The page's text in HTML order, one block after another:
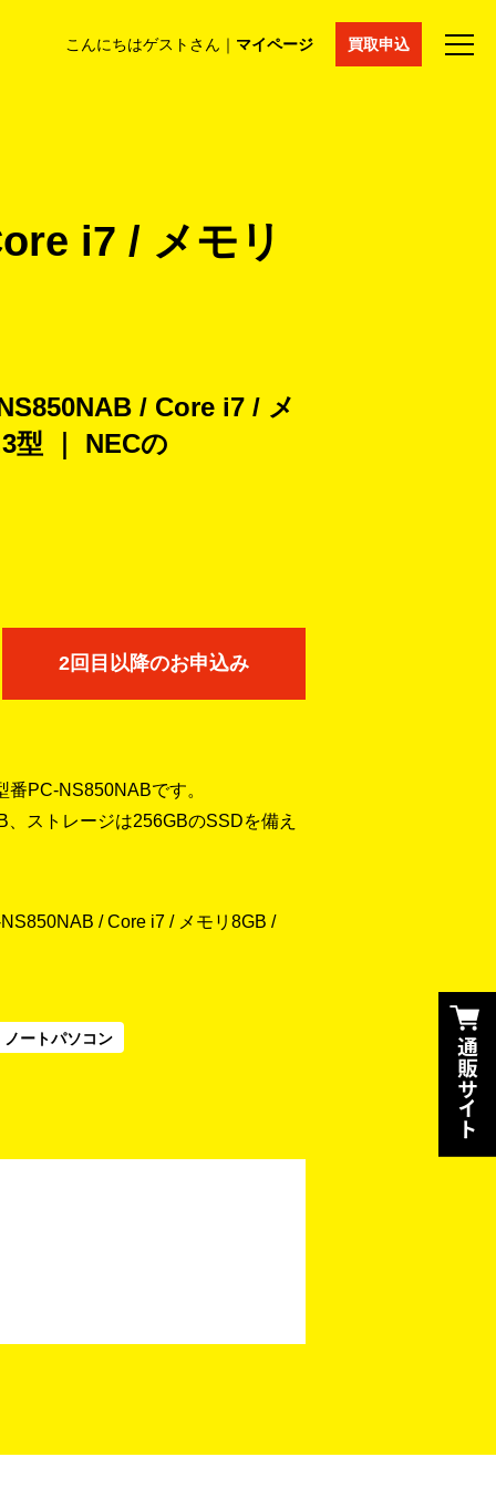
こんにちはゲストさん｜ マイページ 買取申込
コラム マイページ 採用情報 通販サイト
i7 / メモリ
/ Core i7 / メ
型 ｜ NECの
2回目以降のお申込み
PC-NS850NABです。
ストレージは256GBのSSDを備え
/ Core i7 / メモリ8GB /
ノートパソコン